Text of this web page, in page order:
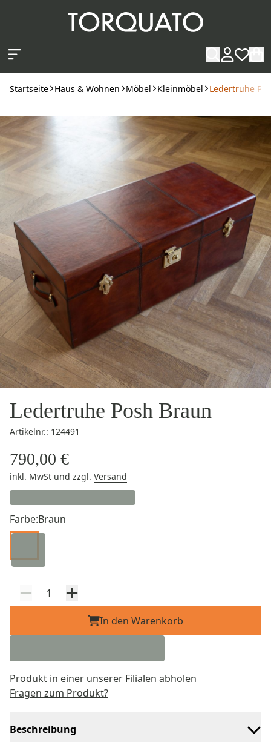
Startseite Haus & Wohnen Möbel Kleinmöbel Ledertruhe
Ledertruhe Posh Braun
Artikelnr.: 124491
790,00 €
inkl. MwSt und zzgl. Versand
Farbe:Braun
In den Warenkorb
Produkt in einer unserer Filialen abholen
Fragen zum Produkt?
Beschreibung